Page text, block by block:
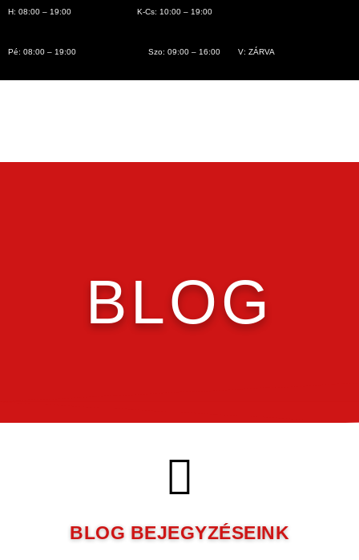
H: 08:00 – 19:00 K-Cs: 10:00 – 19:00
Pé: 08:00 – 19:00 Szo: 09:00 – 16:00 V: ZÁRVA
BLOG
BLOG BEJEGYZÉSEINK